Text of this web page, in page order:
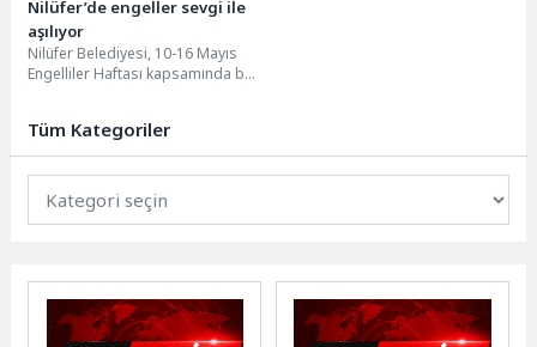
Nilüfer’de engeller sevgi ile
aşılıyor
Nilüfer Belediyesi, 10-16 Mayıs
Engelliler Haftası kapsamında bu
Tüm Kategoriler